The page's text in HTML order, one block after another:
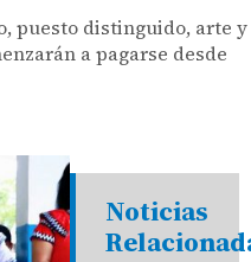
puesto distinguido, arte y
a pagarse desde
Noticias